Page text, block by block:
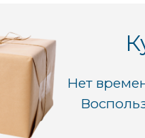
Нет